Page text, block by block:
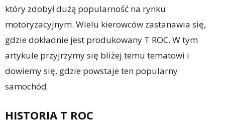
który zdobył dużą popularność na rynku
motoryzacyjnym. Wielu kierowców zastanawia się,
gdzie dokładnie jest produkowany T ROC. W tym
artykule przyjrzymy się bliżej temu tematowi i
dowiemy się, gdzie powstaje ten popularny
samochód.
HISTORIA T ROC